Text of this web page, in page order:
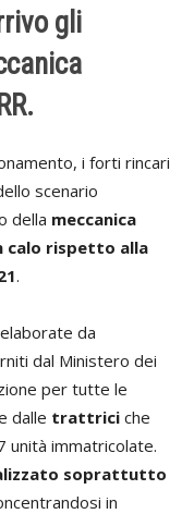
gli
i forti rincari
scenario
della meccanica
calo rispetto alla
.
da
dal Ministero dei
per tutte le
dalle trattrici che
unità immatricolate.
soprattutto
in